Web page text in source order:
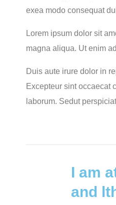
exea modo consequat
Lorem ipsum dolor sit
magna aliqua. Ut enim
Duis aute irure dolor in
Excepteur sint occaecat
laborum. Sedut
I am
and